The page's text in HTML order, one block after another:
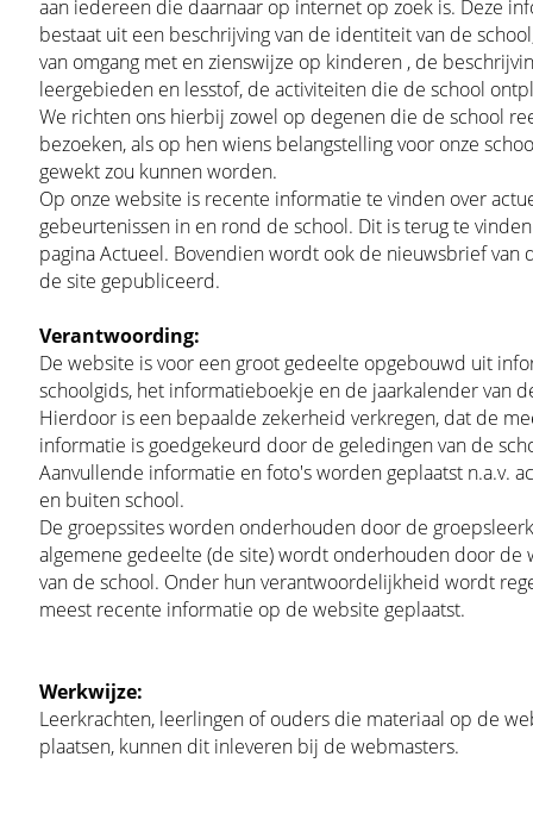
aan iedereen die daarnaar op internet op zoek is. Deze
bestaat uit een beschrijving van de identiteit van de
van omgang met en zienswijze op kinderen , de
leergebieden en lesstof, de activiteiten die de school
We richten ons hierbij zowel op degenen die de school
bezoeken, als op hen wiens belangstelling voor onze
gewekt zou kunnen worden.
Op onze website is recente informatie te vinden over
gebeurtenissen in en rond de school. Dit is terug te
pagina Actueel. Bovendien wordt ook de nieuwsbrief van
de site gepubliceerd.
Verantwoording:
De website is voor een groot gedeelte opgebouwd uit
schoolgids, het informatieboekje en de jaarkalender van
Hierdoor is een bepaalde zekerheid verkregen, dat de
informatie is goedgekeurd door de geledingen van de
Aanvullende informatie en foto's worden geplaatst n.a.v.
en buiten school.
De groepssites worden onderhouden door de
algemene gedeelte (de site) wordt onderhouden door de
van de school. Onder hun verantwoordelijkheid wordt
meest recente informatie op de website geplaatst.
Werkwijze:
Leerkrachten, leerlingen of ouders die materiaal op de
plaatsen, kunnen dit inleveren bij de webmasters.